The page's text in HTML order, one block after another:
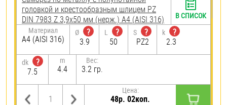
головкой и крестообразным шлицем PZ
DIN 7983 Z 3,9х50 мм (нерж.) A4 (AISI 316)
Материал
A4 (AISI 316)
Ø
?
3.9
L
?
50
S
?
PZ2
k
?
2.3
dk
?
7.5
m
4.4
Вес:
3.2 гр.
Цена:
48р. 02коп.
В СПИСОК